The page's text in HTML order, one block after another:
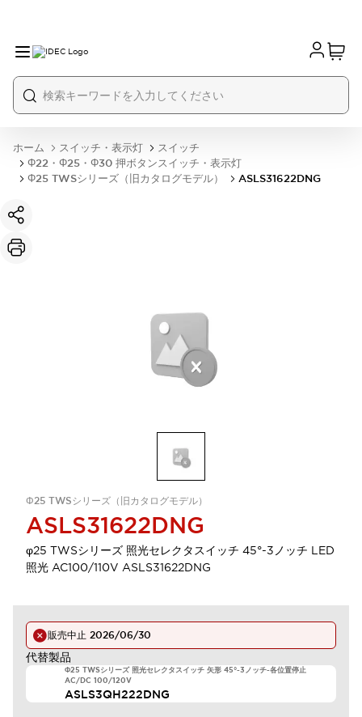
ホーム スイッチ・表示灯
スイッチ
Φ22・Φ25・Φ30 押ボタンスイッチ・表示灯
Φ25 TWSシリーズ（旧カタログモデル）
ASLS31622DNG
Φ25 TWSシリーズ（旧カタログモデル）
ASLS31622DNG
φ25 TWSシリーズ 照光セレクタスイッチ 45°-3ノッチ LED
照光 AC100/110V ASLS31622DNG
販売中止 2026/06/30
代替製品
Φ25 TWSシリーズ 照光セレクタスイッチ 矢形 45°-3ノッチ-各位置停止
AC/DC 100/120V
ASLS3QH222DNG